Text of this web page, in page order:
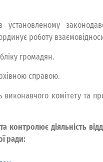
роботу
громадян.
справою.
комітету та
діяльність
ради: